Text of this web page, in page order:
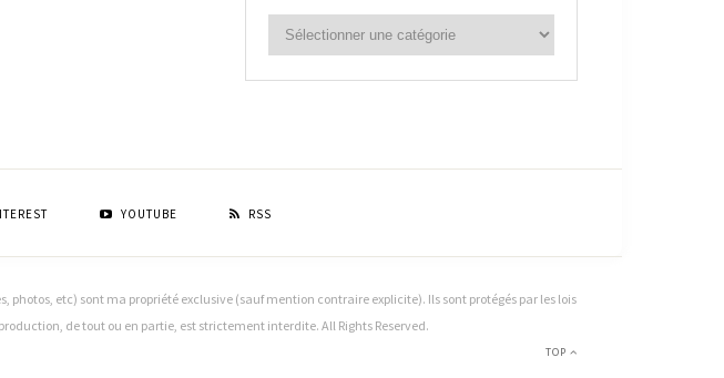
YOUTUBE RSS
photos, etc) sont ma propriété exclusive (sauf mention contraire explicite). Ils sont protégés par les lois
de tout ou en partie, est strictement interdite. All Rights Reserved.
TOP